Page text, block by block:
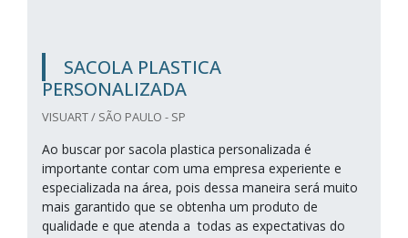
SACOLA PLASTICA
PERSONALIZADA
VISUART / SÃO PAULO - SP
Ao buscar por sacola plastica personalizada é
importante contar com uma empresa experiente e
especializada na área, pois dessa maneira será muito
mais garantido que se obtenha um produto de
qualidade e que atenda a todas as expectativas do